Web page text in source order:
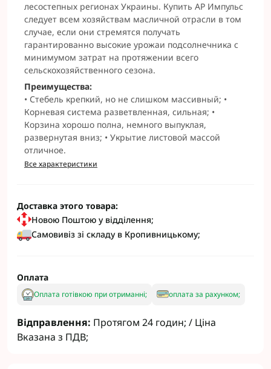
лесостепных регионах Украины. Купить АР Импульс
следует всем хозяйствам масличной отрасли в том
случае, если они стремятся получать
гарантированно высокие урожаи подсолнечника с
минимумом затрат на протяжении всего
сельскохозяйственного сезона.
Преимущества:
• Стебель крепкий, но не слишком массивный; •
Корневая система разветвленная, сильная; •
Корзина хорошо полна, немного выпуклая,
развернутая вниз; • Укрытие листовой массой
отличное.
Все характеристики
Доставка этого товара:
Новою Поштою у відділення;
Самовивіз зі складу в Кропивницькому;
Оплата
Оплата готівкою при отриманні; оплата за рахунком;
Відправлення: Протягом 24 годин; / Ціна
Вказана з ПДВ;